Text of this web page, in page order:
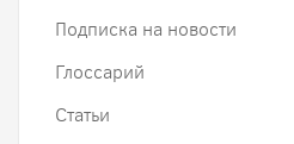
Подписка на новости
Глоссарий
Статьи